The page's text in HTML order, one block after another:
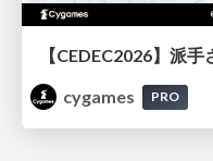
cygames
PRO